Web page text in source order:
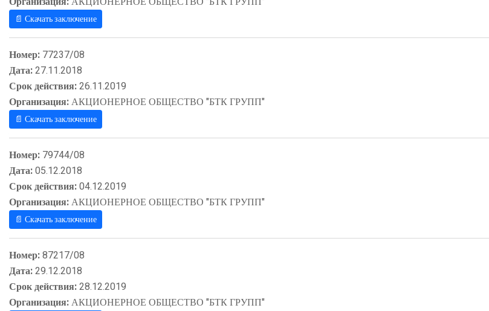
📄 Скачать заключение
Номер: 77237/08
Дата:27.11.2018
Срок действия:26.11.2019
Организация:АКЦИОНЕРНОЕ ОБЩЕСТВО "БТК ГРУПП"
📄 Скачать заключение
Номер: 79744/08
Дата:05.12.2018
Срок действия:04.12.2019
Организация:АКЦИОНЕРНОЕ ОБЩЕСТВО "БТК ГРУПП"
📄 Скачать заключение
Номер:87217/08
Дата:29.12.2018
Срок действия:28.12.2019
Организация:АКЦИОНЕРНОЕ ОБЩЕСТВО "БТК ГРУПП"